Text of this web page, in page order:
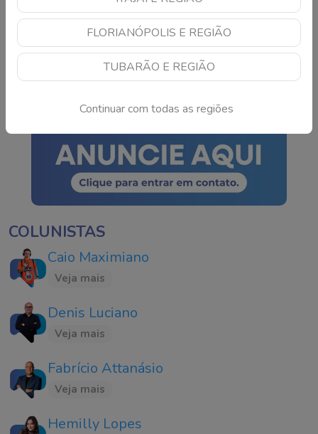
FLORIANÓPOLIS E REGIÃO
TUBARÃO E REGIÃO
Continuar com todas as regiões
TSE cria conselho para
monitorar IA e fake news
nas eleições de 2026
COLUNISTAS
Caio Maximiano
Veja mais
Denis Luciano
Veja mais
Fabrício Attanásio
Veja mais
Hemilly Lopes